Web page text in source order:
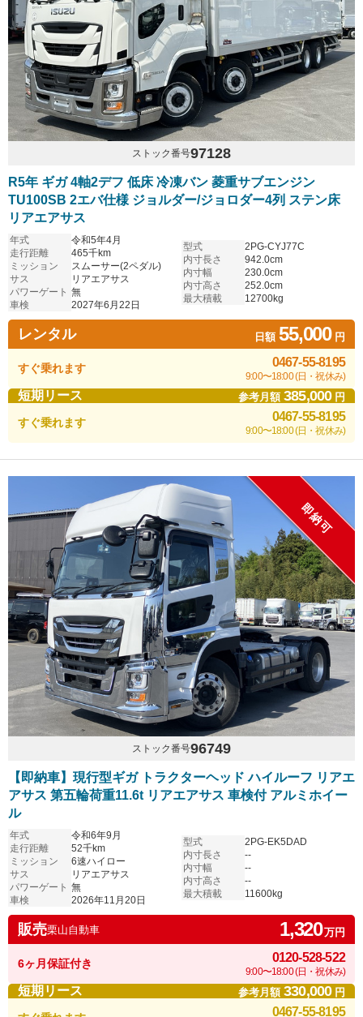
ストック番号97128
R5年 ギガ 4軸2デフ 低床 冷凍バン 菱重サブエンジン
TU100SB 2エバ仕様 ジョルダー/ジョロダー4列 ステン床
リアエアサス
年式
令和5年4月
走行距離
465千km
ミッション
スムーサー(2ペダル)
サス
リアエアサス
パワーゲート 無
車検
2027年6月22日
型式
2PG-CYJ77C
内寸長さ
942.0cm
内寸幅
230.0cm
内寸高さ
252.0cm
最大積載
12700kg
レンタル 日額55,000円
すぐ乗れます 0467-55-8195
9:00〜18:00 (日・祝休み)
短期リース 参考月額385,000円
すぐ乗れます 0467-55-8195
9:00〜18:00 (日・祝休み)
即納可
ストック番号96749
【即納車】現行型ギガ トラクターヘッド ハイルーフ リアエ
アサス 第五輪荷重11.6t リアエアサス 車検付 アルミホイー
ル
年式
令和6年9月
走行距離
52千km
ミッション
6速ハイロー
サス
リアエアサス
パワーゲート 無
車検
2026年11月20日
型式
2PG-EK5DAD
内寸長さ
--
内寸幅
--
内寸高さ
--
最大積載
11600kg
販売栗山自動車 1,320万円
6ヶ月保証付き 0120-528-522
9:00〜18:00 (日・祝休み)
短期リース 参考月額330,000円
0467-55-8195